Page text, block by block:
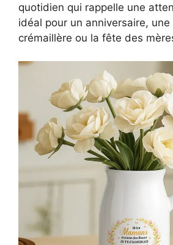
quotidien qui rappelle une
idéal pour un anniversaire,
crémaillère ou la fête des